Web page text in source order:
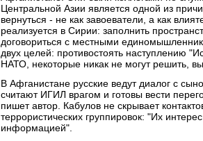
Центральной Азии является одной из
вернуться - не как завоеватели, а как
реализуется в Сирии: заполнить
договориться с местными
двух целей: противостоять наступлению
НАТО, некоторые никак не могут решить,
В Афганистане русские ведут диалог с
считают ИГИЛ врагом и готовы вести
пишет автор. Кабулов не скрывает
террористических группировок: "Их
информацией".